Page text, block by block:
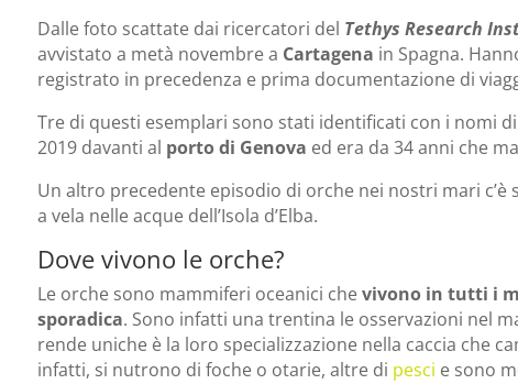
Dalle foto scattate dai ricercatori del Tethys Research
avvistato a metà novembre a Cartagena in Spagna.
registrato in precedenza e prima documentazione di
Tre di questi esemplari sono stati identificati con i nomi
2019 davanti al porto di Genova ed era da 34 anni che
Un altro precedente episodio di orche nei nostri mari c’è
a vela nelle acque dell’Isola d’Elba.
Dove vivono le orche?
Le orche sono mammiferi oceanici chevivono in tutti i
sporadica. Sono infatti una trentina le osservazioni nel
rende uniche è la loro specializzazione nella caccia che
infatti, si nutrono di foche o otarie, altre di pesci e sono